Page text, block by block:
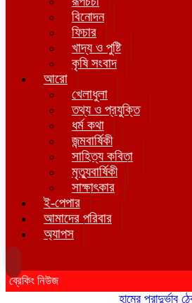
বিনোদন
ফিচার
খাদ্য ও পুষ্টি
কৃষি সংবাদ
আরো
খেলাধুলা
তথ্য ও প্রযুক্তি
ধর্ম কথা
জন্মবার্ষিকী
সাহিত্য কবিতা
মৃত্যুবার্ষিকী
সাক্ষাৎকার
ই-পেপার
আমাদের পরিবার
অ্যাপস
ব্রেকিং নিউজ
হামের প্রাদুর্ভাব